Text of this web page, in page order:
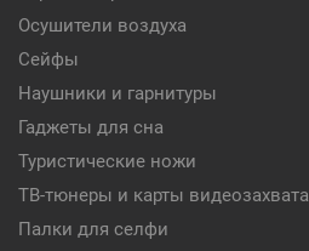
Осушители воздуха
Сейфы
Наушники и гарнитуры
Гаджеты для сна
Туристические ножи
ТВ-тюнеры и карты видеозахвата
Палки для селфи